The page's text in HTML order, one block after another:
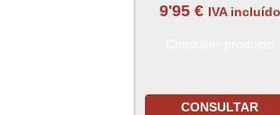
9'95 € IVA incluído
CONSULTAR